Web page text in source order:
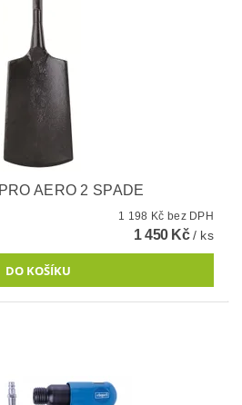
AERO 2 SPADE
1 198 Kč bez DPH
1 450 Kč/ ks